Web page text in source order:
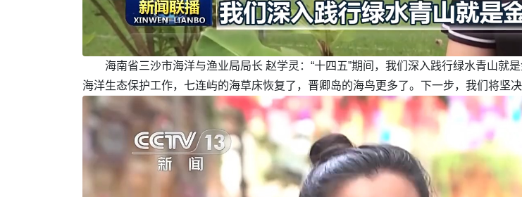
海南省三沙市海洋与渔业局局长 赵学灵：“十四五”期间，我们深入践行绿水青山
海洋生态保护工作，七连屿的海草床恢复了，晋卿岛的海鸟更多了。下一步，我们将坚